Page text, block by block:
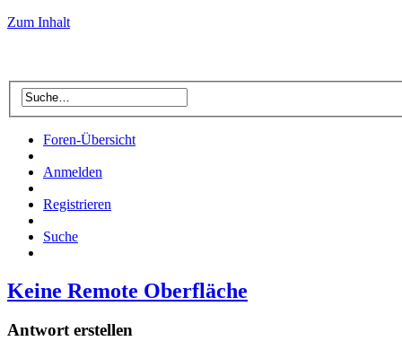
Zum Inhalt
Foren-Übersicht
Anmelden
Registrieren
Suche
Keine Remote Oberfläche
Antwort erstellen